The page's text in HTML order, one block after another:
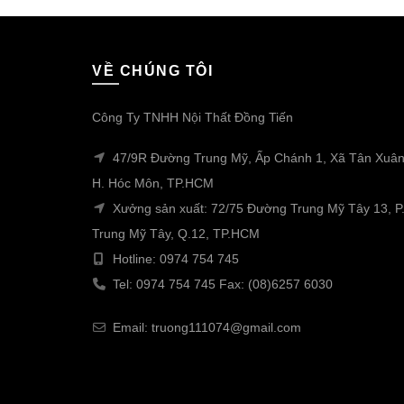
VỀ CHÚNG TÔI
Công Ty TNHH Nội Thất Đồng Tiến
47/9R Đường Trung Mỹ, Ấp Chánh 1, Xã Tân
H. Hóc Môn, TP.HCM
Xưởng sản xuất: 72/75 Đường Trung Mỹ Tây 13, P.
Trung Mỹ Tây, Q.12, TP.HCM
Hotline: 0974 754 745
Tel: 0974 754 745 Fax: (08)6257 6030
Email: truong111074@gmail.com